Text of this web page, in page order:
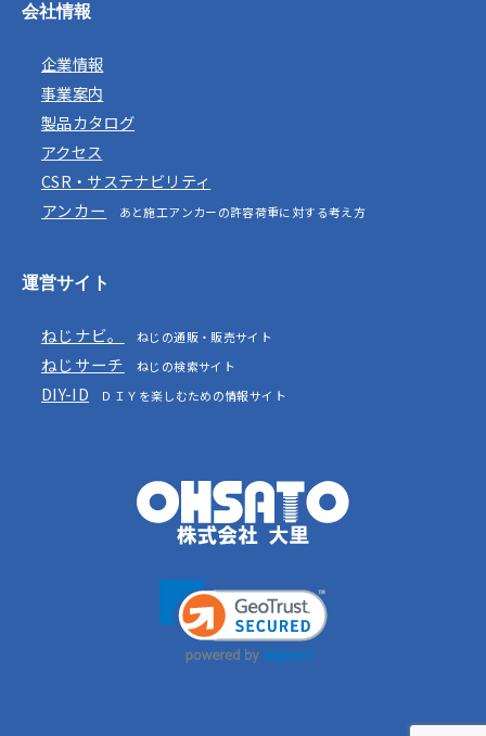
会社情報
企業情報
事業案内
製品カタログ
アクセス
CSR・サステナビリティ
アンカー
あと施工アンカーの許容荷重に対する考え方
運営サイト
ねじナビ。 ねじの通販・販売サイト
ねじサーチ ねじの検索サイト
DIY-ID ＤＩＹを楽しむための情報サイト